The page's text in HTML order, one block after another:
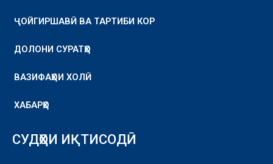
ҶОЙГИРШАВӢ ВА ТАРТИБИ КОР
ДОЛОНИ СУРАТҲО
ВАЗИФАҲОИ ХОЛӢ
ХАБАРҲО
СУДҲОИ ИҚТИСОДӢ